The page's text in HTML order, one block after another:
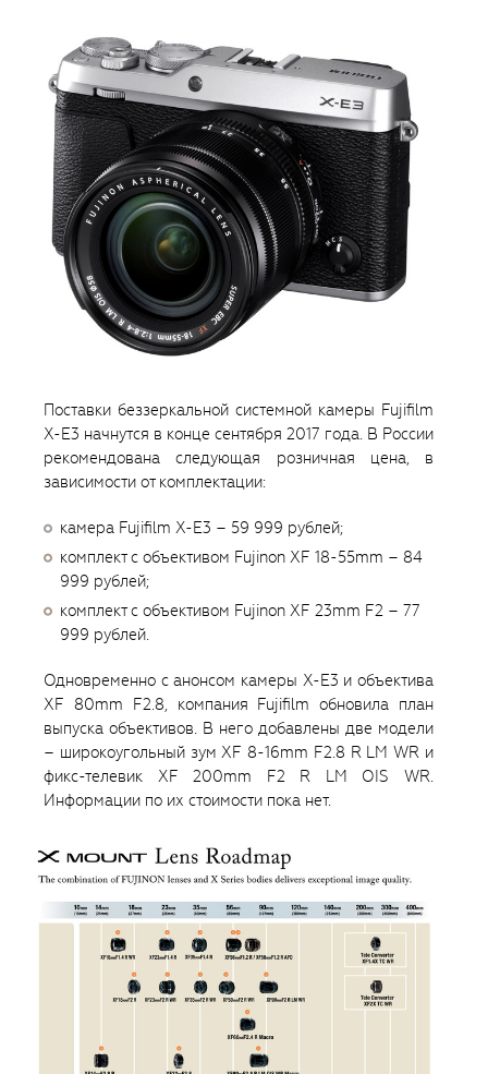
Поставки беззеркальной системной камеры Fujifilm
X-E3 начнутся в конце сентября 2017 года. В России
рекомендована следующая розничная цена, в
зависимости от комплектации:
камера Fujifilm X-E3 – 59 999 рублей;
комплект с объективом Fujinon XF 18-55mm – 84
999 рублей;
комплект с объективом Fujinon XF 23mm F2 – 77
999 рублей.
Одновременно с анонсом камеры X-E3 и объектива
XF 80mm F2.8, компания Fujifilm обновила план
выпуска объективов. В него добавлены две модели
– широкоугольный зум XF 8-16mm F2.8 R LM WR и
фикс-телевик XF 200mm F2 R LM OIS WR.
Информации по их стоимости пока нет.